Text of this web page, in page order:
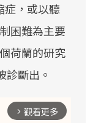
症，或以聽
困難為主要
荷蘭的研究
斷出。
arrow_forward_ios 觀看更多